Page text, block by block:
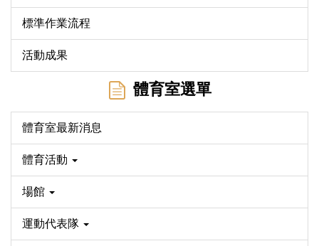
標準作業流程
活動成果
體育室選單
體育室最新消息
體育活動
場館
運動代表隊